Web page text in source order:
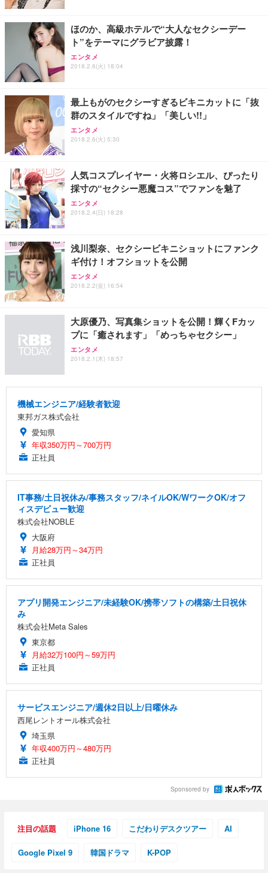
ほのか、高級ホテルで“大人なセクシーデー
ト”をテーマにグラビア披露！
エンタメ
2018.2.6(火) 18:04
最上もがのセクシーすぎるビキニカットに「抜
群のスタイルですね」「美しい!!」
エンタメ
2018.2.6(火) 5:30
人気コスプレイヤー・火将ロシエル、ぴったり
採寸の“セクシー悪魔コス”でファンを魅了
エンタメ
2018.2.4(日) 18:28
浅川梨奈、セクシービキニショットにファンク
ギ付け！オフショットを公開
エンタメ
2018.2.2(金) 16:54
大原優乃、写真集ショットを公開！輝くFカッ
プに「癒されます」「めっちゃセクシー」
エンタメ
2018.2.1(木) 18:57
機械エンジニア/経験者歓迎
東邦ガス株式会社
愛知県
年収350万円～700万円
正社員
IT事務/土日祝休み/事務スタッフ/ネイルOK/WワークOK/オフ
ィスデビュー歓迎
株式会社NOBLE
大阪府
月給28万円～34万円
正社員
アプリ開発エンジニア/未経験OK/携帯ソフトの構築/土日祝休
み
株式会社Meta Sales
東京都
月給32万100円～59万円
正社員
サービスエンジニア/週休2日以上/日曜休み
西尾レントオール株式会社
埼玉県
年収400万円～480万円
正社員
Sponsored by
注目の話題 iPhone 16 こだわりデスクツアー AI
Google Pixel 9 韓国ドラマ K-POP